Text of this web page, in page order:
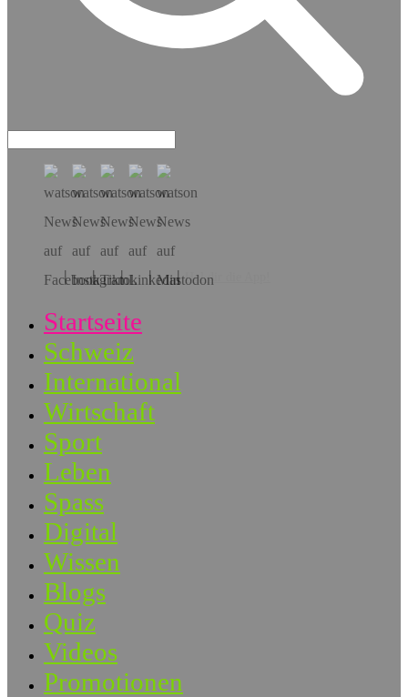
Hol dir die App!
Startseite
Schweiz
International
Wirtschaft
Sport
Leben
Spass
Digital
Wissen
Blogs
Quiz
Videos
Promotionen